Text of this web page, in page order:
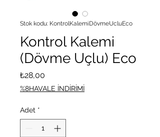
Stok kodu: KontrolKalemiDövmeUcluEco
Kontrol Kalemi
(Dövme Uçlu) Eco
₺28,00
%8HAVALE İNDİRİMİ
Adet *